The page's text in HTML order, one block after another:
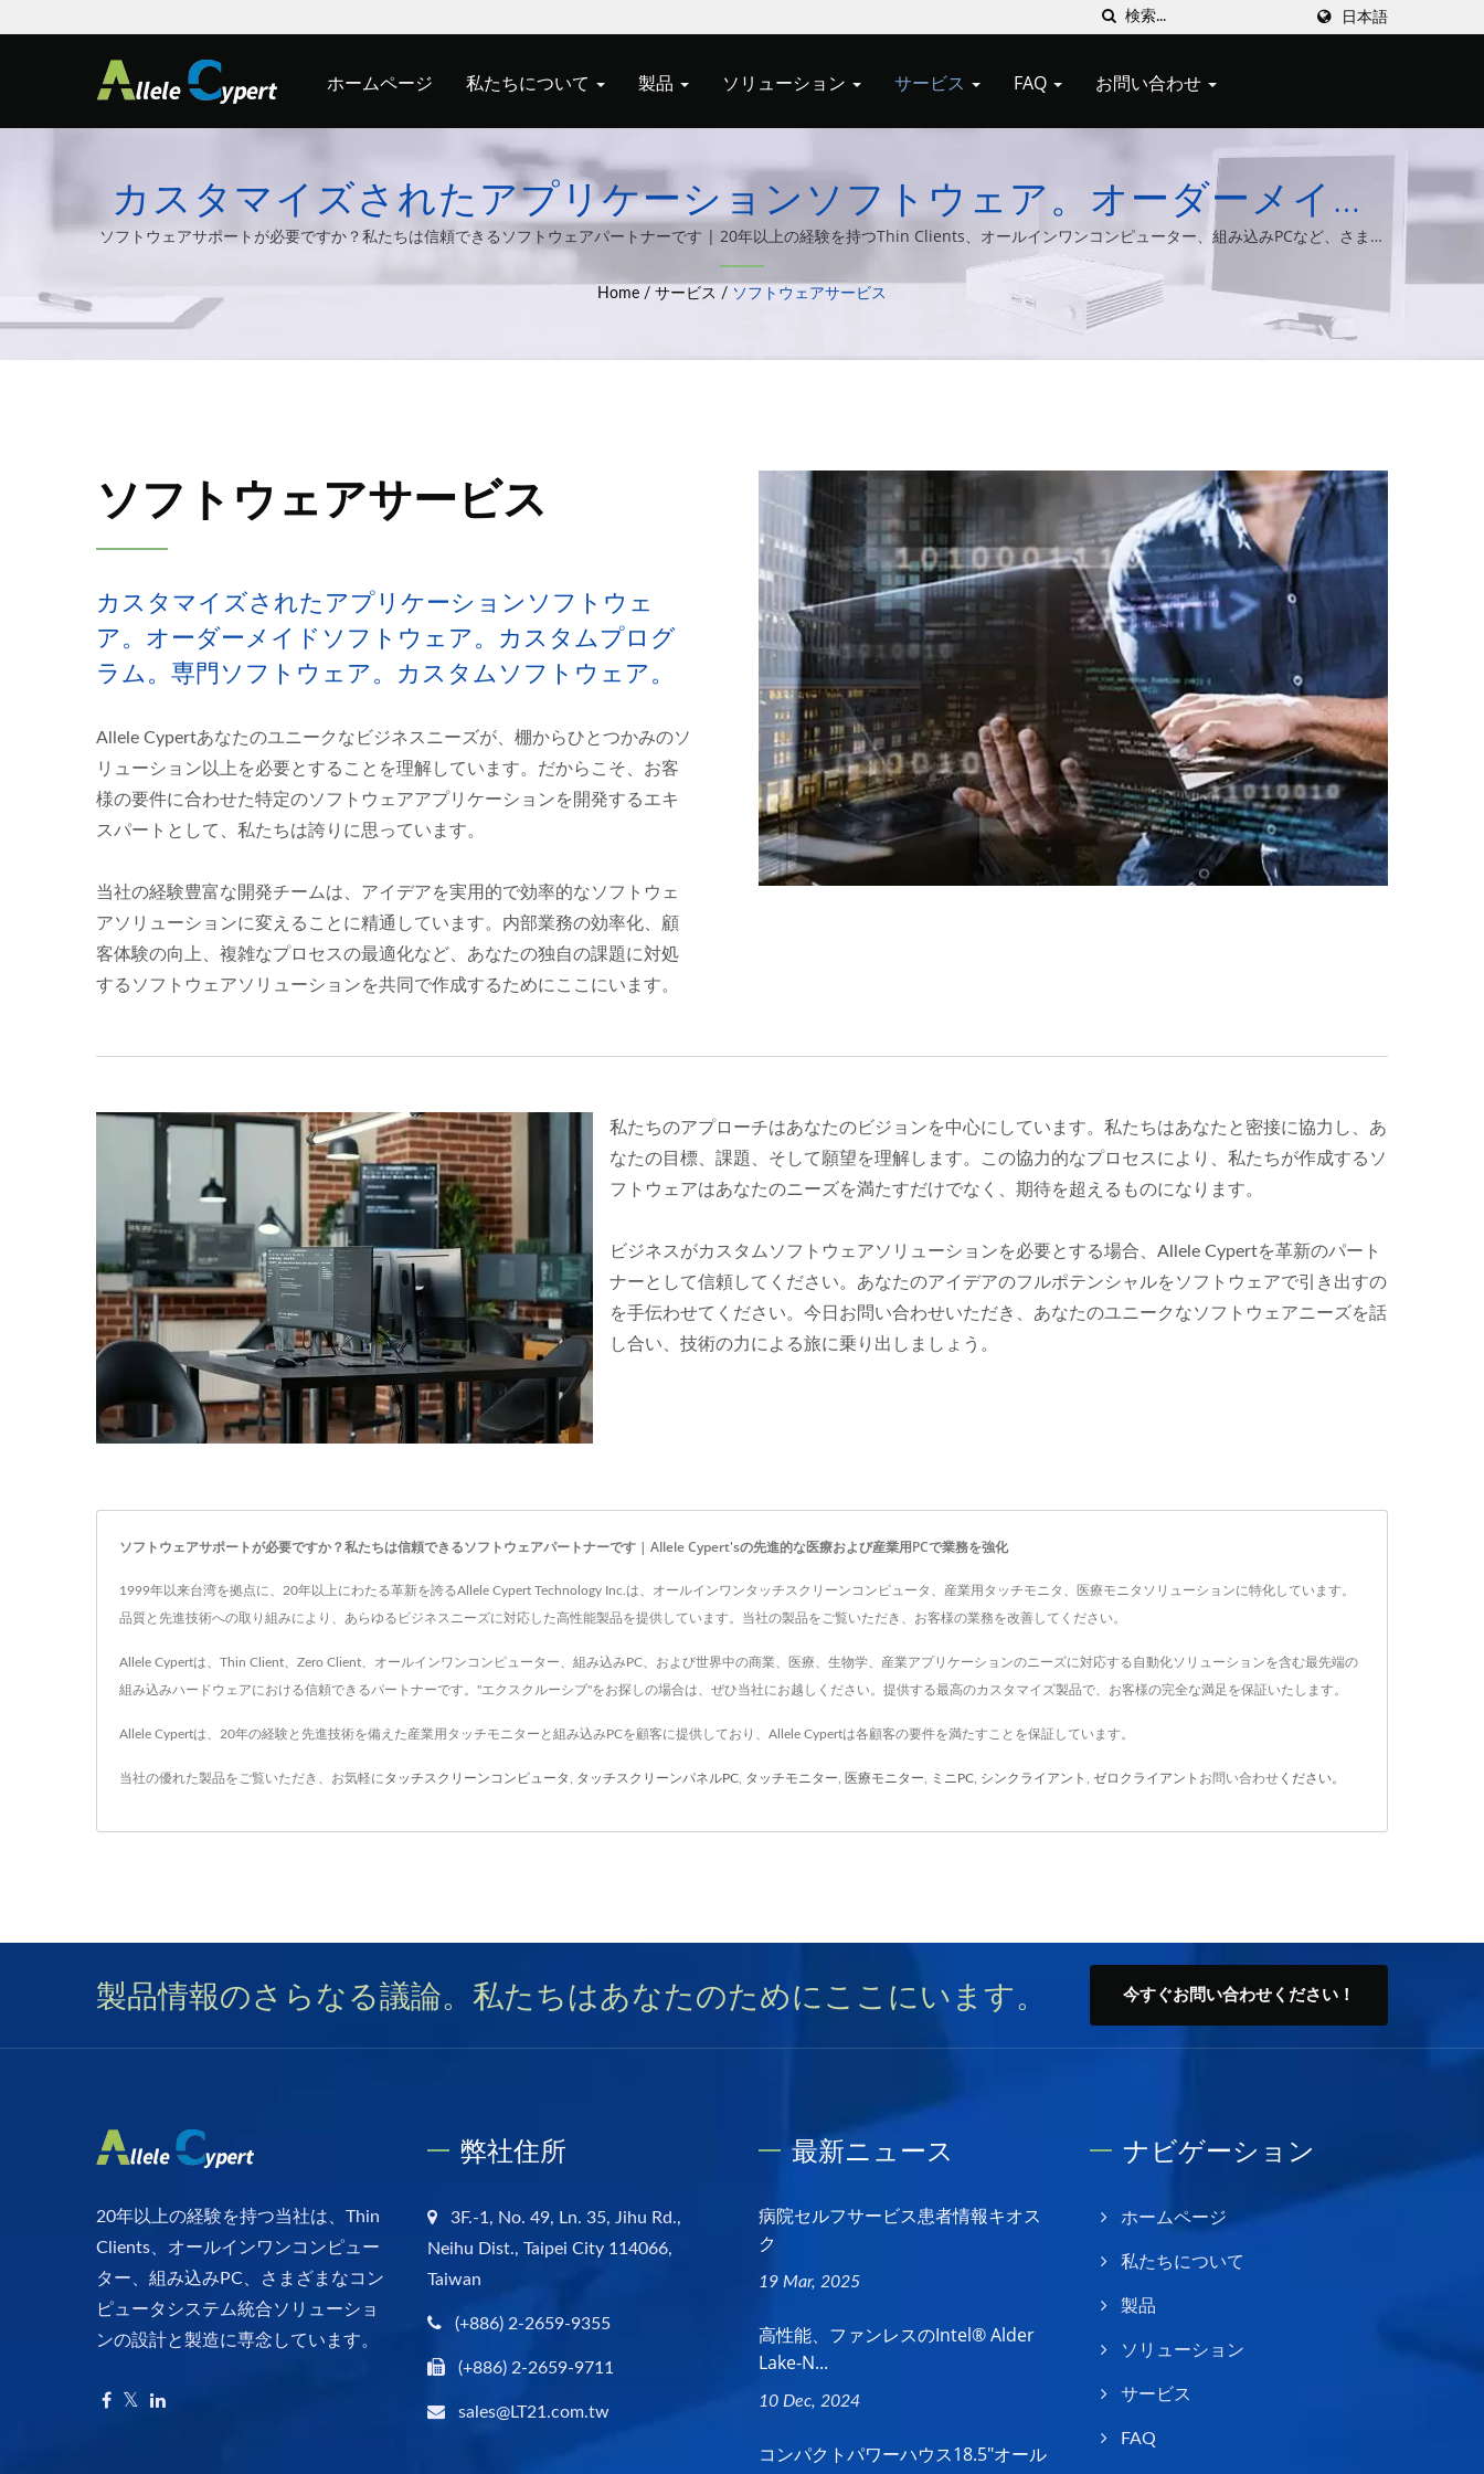
日本語
ホームページ 私たちについて 製品 ソリューション サービス FAQ お問い合わせ
カスタマイズされたアプリケーションソフトウェア。オーダーメイド
ソフトウェア。カスタムプログラム。専門ソフトウェア。カスタムソ
フトウェア。 | Allele Cypert's Thin Clients & Zero Clientソリューショ
ンでITを効率化
ソフトウェアサポートが必要ですか？私たちは信頼できるソフトウェアパートナーです | 20年以上の経験を持つThin Clients、オールインワンコンピューター、組み込みPCなど、さまざ
まなコンピュータシステム統合ソリューションの設計と製造に専念しています。
Home / サービス / ソフトウェアサービス
ソフトウェアサービス
カスタマイズされたアプリケーションソフトウェ
ア。オーダーメイドソフトウェア。カスタムプログ
ラム。専門ソフトウェア。カスタムソフトウェア。
Allele Cypertあなたのユニークなビジネスニーズが、棚からひとつかみのソ
リューション以上を必要とすることを理解しています。だからこそ、お客
様の要件に合わせた特定のソフトウェアアプリケーションを開発するエキ
スパートとして、私たちは誇りに思っています。
当社の経験豊富な開発チームは、アイデアを実用的で効率的なソフトウェ
アソリューションに変えることに精通しています。内部業務の効率化、顧
客体験の向上、複雑なプロセスの最適化など、あなたの独自の課題に対処
するソフトウェアソリューションを共同で作成するためにここにいます。
私たちのアプローチはあなたのビジョンを中心にしています。私たちはあなたと密接に協力し、あ
なたの目標、課題、そして願望を理解します。この協力的なプロセスにより、私たちが作成するソ
フトウェアはあなたのニーズを満たすだけでなく、期待を超えるものになります。
ビジネスがカスタムソフトウェアソリューションを必要とする場合、Allele Cypertを革新のパート
ナーとして信頼してください。あなたのアイデアのフルポテンシャルをソフトウェアで引き出すの
を手伝わせてください。今日お問い合わせいただき、あなたのユニークなソフトウェアニーズを話
し合い、技術の力による旅に乗り出しましょう。
ソフトウェアサポートが必要ですか？私たちは信頼できるソフトウェアパートナーです | Allele Cypert'sの先進的な医療および産業用PCで業務を強化
1999年以来台湾を拠点に、20年以上にわたる革新を誇るAllele Cypert Technology Inc.は、オールインワンタッチスクリーンコンピュータ、産業用タッチモニタ、医療モニタソリューションに特化しています。
品質と先進技術への取り組みにより、あらゆるビジネスニーズに対応した高性能製品を提供しています。当社の製品をご覧いただき、お客様の業務を改善してください。
Allele Cypertは、Thin Client、Zero Client、オールインワンコンピューター、組み込みPC、および世界中の商業、医療、生物学、産業アプリケーションのニーズに対応する自動化ソリューションを含む最先端の
組み込みハードウェアにおける信頼できるパートナーです。"エクスクルーシブ"をお探しの場合は、ぜひ当社にお越しください。提供する最高のカスタマイズ製品で、お客様の完全な満足を保証いたします。
Allele Cypertは、20年の経験と先進技術を備えた産業用タッチモニターと組み込みPCを顧客に提供しており、Allele Cypertは各顧客の要件を満たすことを保証しています。
当社の優れた製品をご覧いただき、お気軽にタッチスクリーンコンピュータ タッチスクリーンパネルPC タッチモニター 医療モニター ミニPC シンクライアント ゼロクライアント お問い合わせ ください。
製品情報のさらなる議論。私たちはあなたのためにここにいます。 今すぐお問い合わせください！
20年以上の経験を持つ当社は、Thin
Clients、オールインワンコンピュー
ター、組み込みPC、さまざまなコン
ピュータシステム統合ソリューショ
ンの設計と製造に専念しています。
弊社住所
3F.-1, No. 49, Ln. 35, Jihu Rd.,
Neihu Dist., Taipei City 114066,
Taiwan
(+886) 2-2659-9355
(+886) 2-2659-9711
sales@LT21.com.tw
最新ニュース
病院セルフサービス患者情報キオス
ク
19 Mar, 2025
高性能、ファンレスのIntel® Alder
Lake-N...
10 Dec, 2024
コンパクトパワーハウス18.5"オール
ナビゲーション
ホームページ
私たちについて
製品
ソリューション
サービス
FAQ